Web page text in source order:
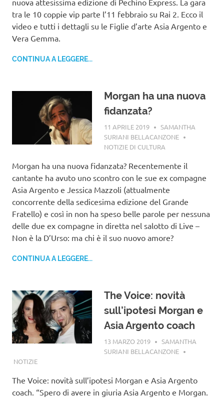
nuova attesissima edizione di Pechino Express. La gara
tra le 10 coppie vip parte l’11 febbraio su Rai 2. Ecco il
video e tutti i dettagli su le Figlie d’arte Asia Argento e
Vera Gemma.
CONTINUA A LEGGERE...
Morgan ha una nuova
fidanzata?
11 APRILE 2019
SAMANTHA
SURIANI BELLACANZONE
NOTIZIE DI CULTURA
Morgan ha una nuova fidanzata? Recentemente il
cantante ha avuto uno scontro con le sue ex compagne
Asia Argento e Jessica Mazzoli (attualmente
concorrente della sedicesima edizione del Grande
Fratello) e così in non ha speso belle parole per nessuna
delle due ex compagne in diretta nel salotto di Live –
Non è la D’Urso: ma chi è il suo nuovo amore?
CONTINUA A LEGGERE...
The Voice: novità
sull’ipotesi Morgan e
Asia Argento coach
13 MARZO 2019
SAMANTHA
SURIANI BELLACANZONE
NOTIZIE
The Voice: novità sull’ipotesi Morgan e Asia Argento
coach. “Spero di avere in giuria Asia Argento e Morgan.